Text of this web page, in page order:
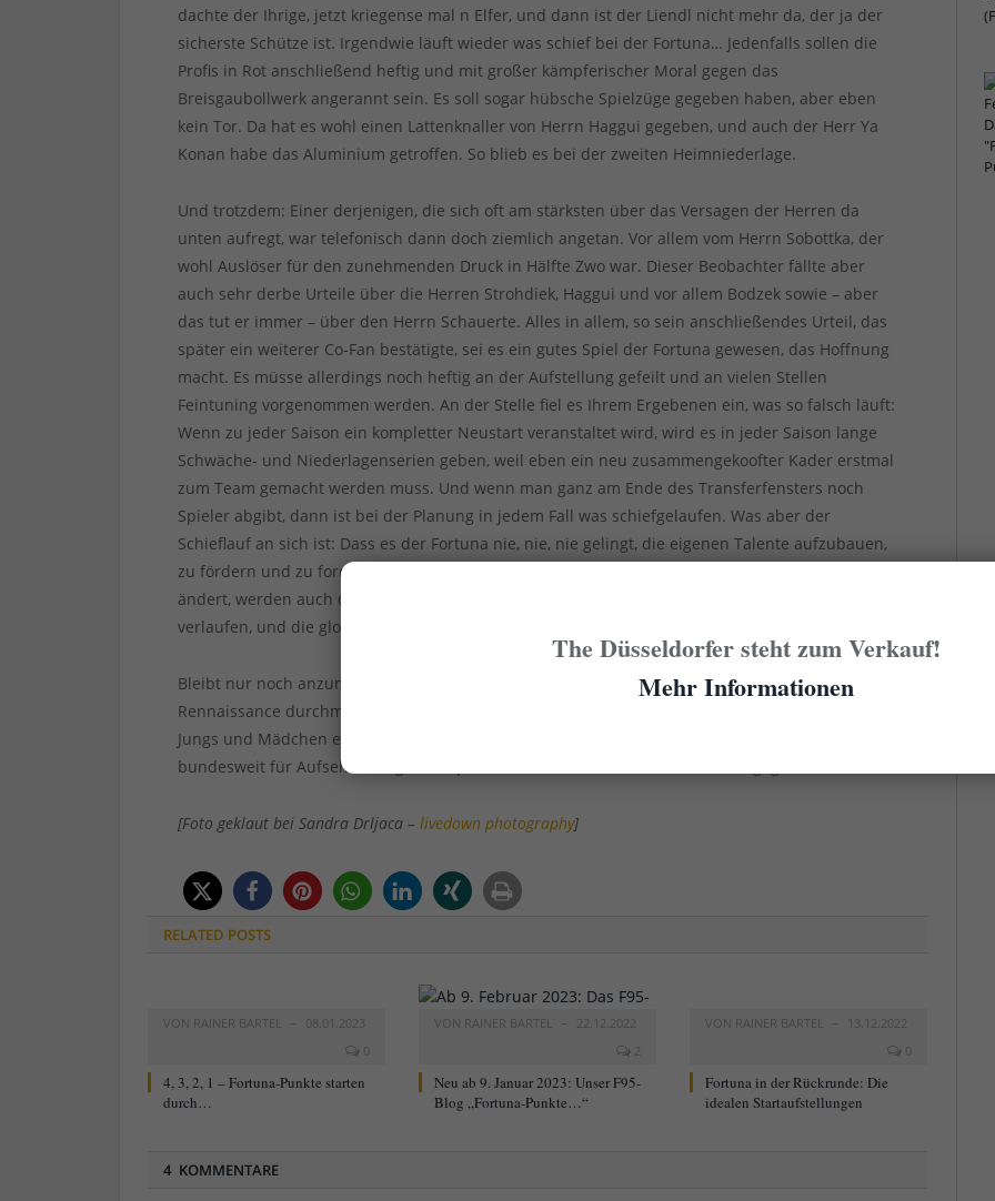
dachte der Ihrige, jetzt kriegense mal n Elfer, und dann ist der Liendl nicht mehr da, der ja der
sicherste Schütze ist. Irgendwie läuft wieder was schief bei der Fortuna… Jedenfalls sollen die
Profis in Rot anschließend heftig und mit großer kämpferischer Moral gegen das
Breisgaubollwerk angerannt sein. Es soll sogar hübsche Spielzüge gegeben haben, aber eben
kein Tor. Da hat es wohl einen Lattenknaller von Herrn Haggui gegeben, und auch der Herr Ya
Konan habe das Aluminium getroffen. So blieb es bei der zweiten Heimniederlage.
Und trotzdem: Einer derjenigen, die sich oft am stärksten über das Versagen der Herren da
unten aufregt, war telefonisch dann doch ziemlich angetan. Vor allem vom Herrn Sobottka, der
wohl Auslöser für den zunehmenden Druck in Hälfte Zwo war. Dieser Beobachter fällte aber
auch sehr derbe Urteile über die Herren Strohdiek, Haggui und vor allem Bodzek sowie – aber
das tut er immer – über den Herrn Schauerte. Alles in allem, so sein anschließendes Urteil, das
später ein weiterer Co-Fan bestätigte, sei es ein gutes Spiel der Fortuna gewesen, das Hoffnung
macht. Es müsse allerdings noch heftig an der Aufstellung gefeilt und an vielen Stellen
Feintuning vorgenommen werden. An der Stelle fiel es Ihrem Ergebenen ein, was so falsch läuft:
Wenn zu jeder Saison ein kompletter Neustart veranstaltet wird, wird es in jeder Saison lange
Schwäche- und Niederlagenserien geben, weil eben ein neu zusammengekoofter Kader erstmal
zum Team gemacht werden muss. Und wenn man ganz am Ende des Transferfensters noch
Spieler abgibt, dann ist bei der Planung in jedem Fall was schiefgelaufen. Was aber der
Schieflauf an sich ist: Dass es der Fortuna nie, nie, nie gelingt, die eigenen Talente aufzubauen,
zu fördern und zu fordern und langfristig zu integrieren und zu binden. Wenn sich das nicht
ändert, werden auch die nächsten Jahre mit einer Katastrophenhin- und/oder -rückrunde
verlaufen, und die glorreiche Fortuna zur grauen Maus im Liga-2-Mittelfeld degenerieren.
Bleibt nur noch anzumerken, dass die Ultras der Fortuna momentan offensichtlich eine
Rennaissance durchmachen. Nach dem tollen Support beim Pokalspiel in Essen zauberten die
Jungs und Mädchen eine südtribünenüberspannende Choreo zum 120 Geburtstag, die
bundesweit für Aufsehen sorgte. Chapeau, UD & Co. – und danke für euer Engagement!
[Foto geklaut bei Sandra Drljaca –livedown photography]
RELATED POSTS
VON RAINER BARTEL
08.01.2023
0
4, 3, 2, 1 – Fortuna-Punkte starten
durch…
VON RAINER BARTEL
22.12.2022
2
Neu ab 9. Januar 2023: Unser F95-
Blog „Fortuna-Punkte…“
VON RAINER BARTEL
13.12.2022
0
Fortuna in der Rückrunde: Die
idealen Startaufstellungen
4 KOMMENTARE
The Düsseldorfer steht zum Verkauf!
Mehr Informationen